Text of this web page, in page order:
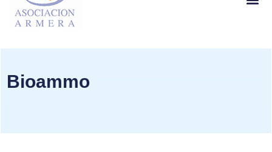
Bioammo